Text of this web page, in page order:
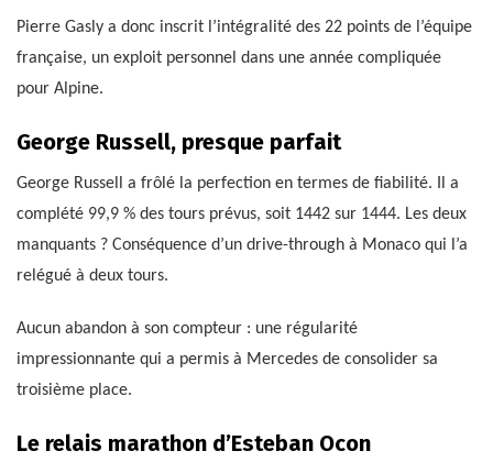
Pierre Gasly a donc inscrit l’intégralité des 22 points de l’équipe
française, un exploit personnel dans une année compliquée
pour Alpine.
George Russell, presque parfait
George Russell a frôlé la perfection en termes de fiabilité. Il a
complété 99,9 % des tours prévus, soit 1442 sur 1444. Les deux
manquants ? Conséquence d’un drive-through à Monaco qui l’a
relégué à deux tours.
Aucun abandon à son compteur : une régularité
impressionnante qui a permis à Mercedes de consolider sa
troisième place.
Le relais marathon d’Esteban Ocon